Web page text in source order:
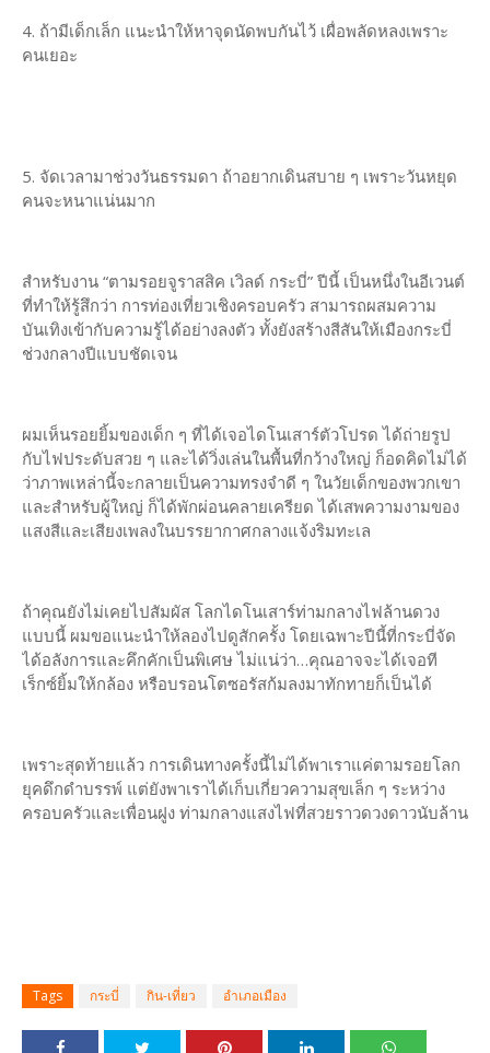
4. ถ้ามีเด็กเล็ก แนะนำให้หาจุดนัดพบกันไว้ เผื่อพลัดหลงเพราะ
คนเยอะ
5. จัดเวลามาช่วงวันธรรมดา ถ้าอยากเดินสบาย ๆ เพราะวันหยุด
คนจะหนาแน่นมาก
สำหรับงาน “ตามรอยจูราสสิค เวิลด์ กระบี่” ปีนี้ เป็นหนึ่งในอีเวนต์
ที่ทำให้รู้สึกว่า การท่องเที่ยวเชิงครอบครัว สามารถผสมความ
บันเทิงเข้ากับความรู้ได้อย่างลงตัว ทั้งยังสร้างสีสันให้เมืองกระบี่
ช่วงกลางปีแบบชัดเจน
ผมเห็นรอยยิ้มของเด็ก ๆ ที่ได้เจอไดโนเสาร์ตัวโปรด ได้ถ่ายรูป
กับไฟประดับสวย ๆ และได้วิ่งเล่นในพื้นที่กว้างใหญ่ ก็อดคิดไม่ได้
ว่าภาพเหล่านี้จะกลายเป็นความทรงจำดี ๆ ในวัยเด็กของพวกเขา
และสำหรับผู้ใหญ่ ก็ได้พักผ่อนคลายเครียด ได้เสพความงามของ
แสงสีและเสียงเพลงในบรรยากาศกลางแจ้งริมทะเล
ถ้าคุณยังไม่เคยไปสัมผัส โลกไดโนเสาร์ท่ามกลางไฟล้านดวง
แบบนี้ ผมขอแนะนำให้ลองไปดูสักครั้ง โดยเฉพาะปีนี้ที่กระบี่จัด
ได้อลังการและคึกคักเป็นพิเศษ ไม่แน่ว่า…คุณอาจจะได้เจอที
เร็กซ์ยิ้มให้กล้อง หรือบรอนโตซอรัสก้มลงมาทักทายก็เป็นได้
เพราะสุดท้ายแล้ว การเดินทางครั้งนี้ไม่ได้พาเราแค่ตามรอยโลก
ยุคดึกดำบรรพ์ แต่ยังพาเราได้เก็บเกี่ยวความสุขเล็ก ๆ ระหว่าง
ครอบครัวและเพื่อนฝูง ท่ามกลางแสงไฟที่สวยราวดวงดาวนับล้าน
Tags กระบี่ กิน-เที่ยว อำเภอเมือง